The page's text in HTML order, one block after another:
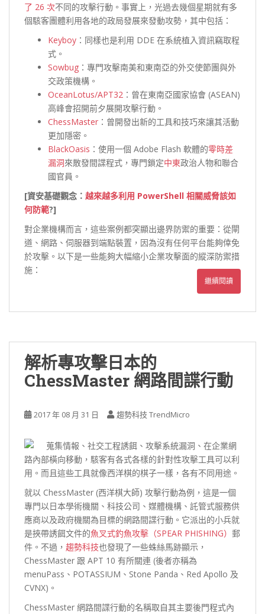
了 26 次不同的攻擊行動。事實上，光過去幾個星期就有多
個駭客團體利用各地的政局發展來發動攻勢，其中包括：
Keyboy ：同樣也是利用 DDE 在系統植入資訊竊取程
式。
Sowbug ：專門攻擊南美和東南亞的外交使節團與外
交政策機構。
OceanLotus/APT32 ：曾在東南亞國家協會 (ASEAN)
高峰會招開前夕展開攻擊行動。
ChessMaster ：曾開發出新的工具和技巧來讓其活動
更加隱密。
BlackOasis ：使用一個 Adobe Flash 軟體的零時差
漏洞來散發間諜程式，專門鎖定中東政治人物和聯合
國官員。
[資安基礎觀念： 越來越多利用 PowerShell 相關威脅該如
何防範?]
對企業機構而言，這些案例都突顯出邊界防禦的重要：從閘
道、網路、伺服器到端點裝置，因為沒有任何平台能夠倖免
於攻擊。以下是一些能夠大幅縮小企業攻擊面的縱深防禦措
施：
繼續閱讀
解析專攻擊日本的
ChessMaster 網路間諜行動
2017 年 08 月 31 日 趨勢科技 TrendMicro
蒐集情報、社交工程誘餌、攻擊系統漏洞、在企業網
路內部橫向移動，駭客有各式各樣的針對性攻擊工具可以利
用。而且這些工具就像西洋棋的棋子一樣，各有不同用途。
就以 ChessMaster (西洋棋大師) 攻擊行動為例，這是一個
專門以日本學術機關、科技公司、媒體機構、託管式服務供
應商以及政府機關為目標的網路間諜行動。它派出的小兵就
是挾帶誘餌文件的魚叉式釣魚攻擊（SPEAR PHISHING） 郵
件。不過， 趨勢科技也發現了一些蛛絲馬跡顯示，
ChessMaster 跟 APT 10 有所關連 (後者亦稱為
menuPass、POTASSIUM、Stone Panda、Red Apollo 及
CVNX)。
ChessMaster 網路間諜行動的名稱取自其主要後門程式內